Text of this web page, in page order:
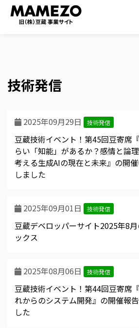
技術発信
2025年09月29日 技術発信
豆蔵技術イベント！第45回豆寄席
らい「知能」があるか？感情と論
考える生成AIの現在と未来』の開
しました
2025年09月01日 技術発信
豆蔵デベロッパーサイト2025年8
ックス
2025年08月06日 技術発信
豆蔵技術イベント！第44回豆寄席
れからのシステム開発』の開催報
した